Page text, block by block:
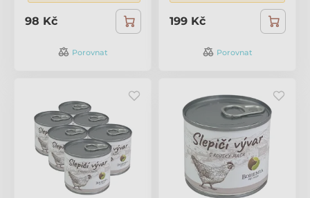
98 Kč
Porovnat
199 Kč
Porovnat